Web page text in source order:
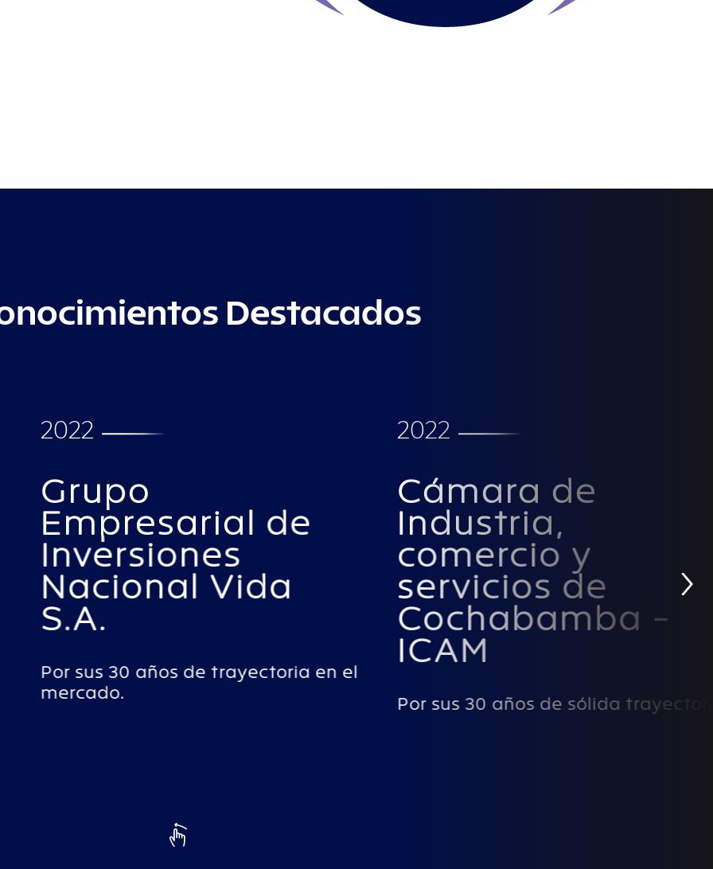
Destacados
2022
Grupo
Empresarial de
Inversiones
Nacional Vida
S.A.
Por sus 30 años de trayectoria en el
mercado.
2022
Cámara de
Industria,
comercio y
servicios de
Cochabamba -
ICAM
Por sus 30 años de sólida trayectoria.
›